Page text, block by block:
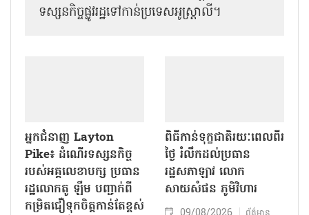
ទស្សនកិច្ចផ្លូវរដ្ឋទៅកាន់ប្រទេសអូស្ត្រាលី។
អ្នកជំនាញ Layton
Pike៖ ដំណើរទស្សនកិច្ច
របស់អគ្គលេខាបក្ស ប្រធាន
រដ្ឋលោកតូ ឡឹម បញ្ជាក់ពី
កម្រិតជឿទុកចិត្តកាន់តែខ្ពស់
ពិធីកាន់ទុក្ខជាតិរយៈពេលពីរ
ថ្ងៃ រំលឹកដល់ប្រធាន
រដ្ឋសភាឡាវ លោក
សាយសំផន ភូមិវិហារ